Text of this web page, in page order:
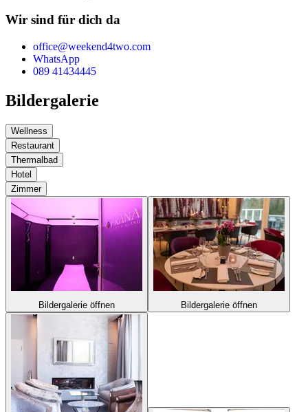
Wir sind für dich da
office@weekend4two.com
WhatsApp
089 41434445
Bildergalerie
Wellness
Restaurant
Thermalbad
Hotel
Zimmer
Bildergalerie öffnen Bildergalerie öffnen